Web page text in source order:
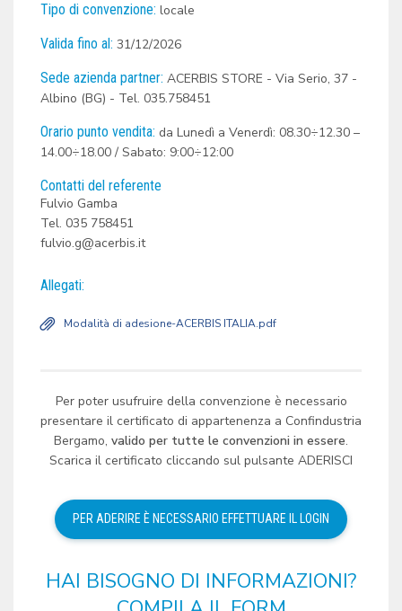
Tipo di convenzione: locale
Valida fino al: 31/12/2026
Sede azienda partner: ACERBIS STORE - Via Serio, 37 -
Albino (BG) - Tel. 035.758451
Orario punto vendita: da Lunedì a Venerdì: 08.30÷12.30 –
14.00÷18.00 / Sabato: 9:00÷12:00
Contatti del referente
Fulvio Gamba
Tel. 035 758451
fulvio.g@acerbis.it
Allegati:
Modalità di adesione-ACERBIS ITALIA.pdf
Per poter usufruire della convenzione è necessario
presentare il certificato di appartenenza a Confindustria
Bergamo, valido per tutte le convenzioni in essere.
Scarica il certificato cliccando sul pulsante ADERISCI
HAI BISOGNO DI INFORMAZIONI?